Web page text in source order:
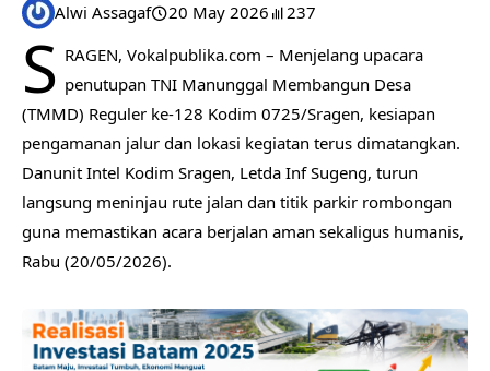
Alwi Assagaf 20 May 2026 237
S RAGEN, Vokalpublika.com – Menjelang upacara
penutupan TNI Manunggal Membangun Desa
(TMMD) Reguler ke-128 Kodim 0725/Sragen, kesiapan
pengamanan jalur dan lokasi kegiatan terus dimatangkan.
Danunit Intel Kodim Sragen, Letda Inf Sugeng, turun
langsung meninjau rute jalan dan titik parkir rombongan
guna memastikan acara berjalan aman sekaligus humanis,
Rabu (20/05/2026).